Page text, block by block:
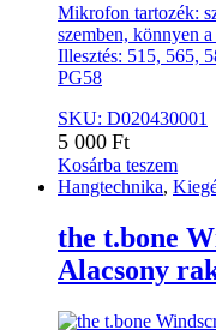
Mikrofon tartozék:
szemben, könnyen
Illesztés: 515, 565,
PG58
SKU: D020430001
5 000 Ft
Kosárba teszem
Hangtechnika,
the t.bone
Alacsony